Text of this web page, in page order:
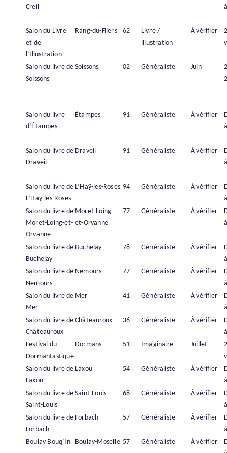
Creil
Salon du Livre
et de
l’Illustration
Rang-du-Fliers 62
Livre /
illustration
À vérifier
Salon du livre de
Soissons
Soissons 02 Généraliste Juin
Salon du livre
d’Étampes
Étampes 91 Généraliste À vérifier
Salon du livre de
Draveil
Draveil 91 Généraliste À vérifier
Salon du livre de
L’Haÿ-les-Roses
L’Haÿ-les-Roses 94 Généraliste À vérifier
Salon du livre de
Moret-Loing-et-
Orvanne
Moret-Loing-
et-Orvanne
77 Généraliste À vérifier
Salon du livre de
Buchelay
Buchelay 78 Généraliste À vérifier
Salon du livre de
Nemours
Nemours 77 Généraliste À vérifier
Salon du livre de
Mer
Mer 41 Généraliste À vérifier
Salon du livre de
Châteauroux
Châteauroux 36 Généraliste À vérifier
Festival du
Dormantastique
Dormans 51 Imaginaire Juillet
Salon du livre de
Laxou
Laxou 54 Généraliste À vérifier
Salon du livre de
Saint-Louis
Saint-Louis 68 Généraliste À vérifier
Salon du livre de
Forbach
Forbach 57 Généraliste À vérifier
Boulay Bouq’In
Boulay-Moselle 57 Généraliste À vérifier